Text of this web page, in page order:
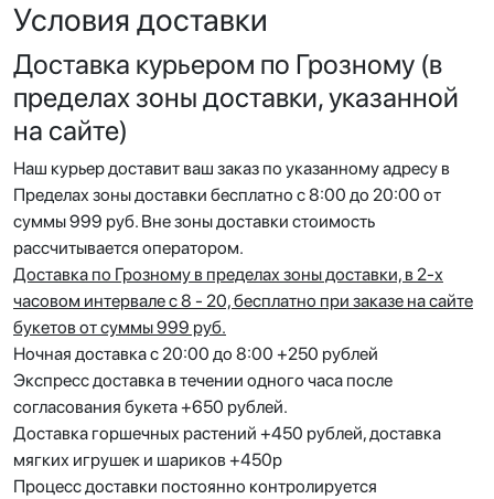
Условия доставки
Доставка курьером по Грозному (в
пределах зоны доставки, указанной
на сайте)
Наш курьер доставит ваш заказ по указанному адресу в
Пределах зоны доставки бесплатно с 8:00 до 20:00 от
суммы 999 руб. Вне зоны доставки стоимость
рассчитывается оператором.
Доставка по Грозному в пределах зоны доставки, в 2-х
часовом интервале с 8 - 20, бесплатно при заказе на сайте
букетов от суммы 999 руб.
Ночная доставка с 20:00 до 8:00 +250 рублей
Экспресс доставка в течении одного часа после
согласования букета +650 рублей.
Доставка горшечных растений +450 рублей, доставка
мягких игрушек и шариков +450р
Процесс доставки постоянно контролируется